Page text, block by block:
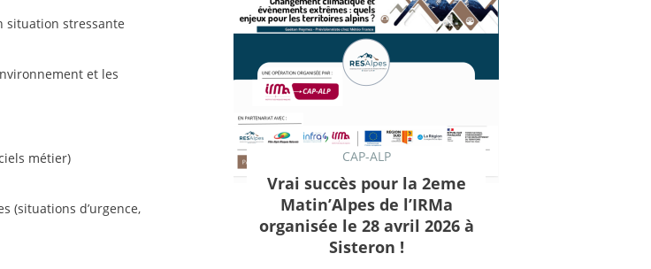
situation stressante
et les
métier)
(situations d’urgence,
CAP-ALP
Vrai succès pour la 2eme
Matin’Alpes de l’IRMa
organisée le 28 avril 2026 à
Sisteron !